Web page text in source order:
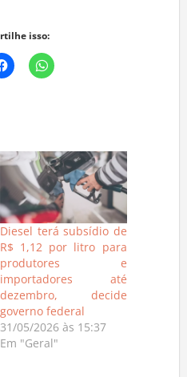
isso:
Diesel terá subsídio de
R$ 1,12 por litro para
produtores e
importadores até
dezembro, decide
governo federal
31/05/2026 às 15:37
Em "Geral"